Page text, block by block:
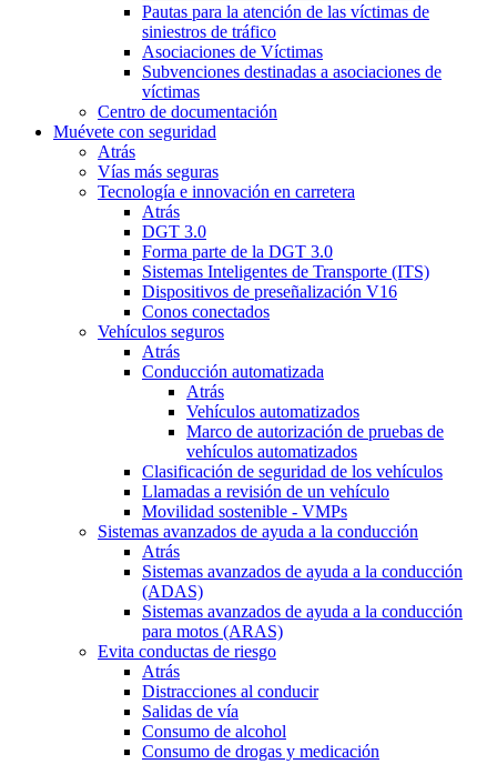
Pautas para la atención de las víctimas de
siniestros de tráfico
Asociaciones de Víctimas
Subvenciones destinadas a asociaciones de
víctimas
Centro de documentación
Muévete con seguridad
Atrás
Vías más seguras
Tecnología e innovación en carretera
Atrás
DGT 3.0
Forma parte de la DGT 3.0
Sistemas Inteligentes de Transporte (ITS)
Dispositivos de preseñalización V16
Conos conectados
Vehículos seguros
Atrás
Conducción automatizada
Atrás
Vehículos automatizados
Marco de autorización de pruebas de
vehículos automatizados
Clasificación de seguridad de los vehículos
Llamadas a revisión de un vehículo
Movilidad sostenible - VMPs
Sistemas avanzados de ayuda a la conducción
Atrás
Sistemas avanzados de ayuda a la conducción
(ADAS)
Sistemas avanzados de ayuda a la conducción
para motos (ARAS)
Evita conductas de riesgo
Atrás
Distracciones al conducir
Salidas de vía
Consumo de alcohol
Consumo de drogas y medicación